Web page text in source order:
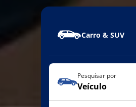
Carro & SUV
Pesquisar por
Veículo